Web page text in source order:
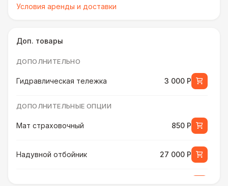
Условия аренды и доставки
Доп. товары
ДОПОЛНИТЕЛЬНО
Гидравлическая тележка 3 000 Р
ДОПОЛНИТЕЛЬНЫЕ ОПЦИИ
Мат страховочный 850 Р
Надувной отбойник 27 000 Р